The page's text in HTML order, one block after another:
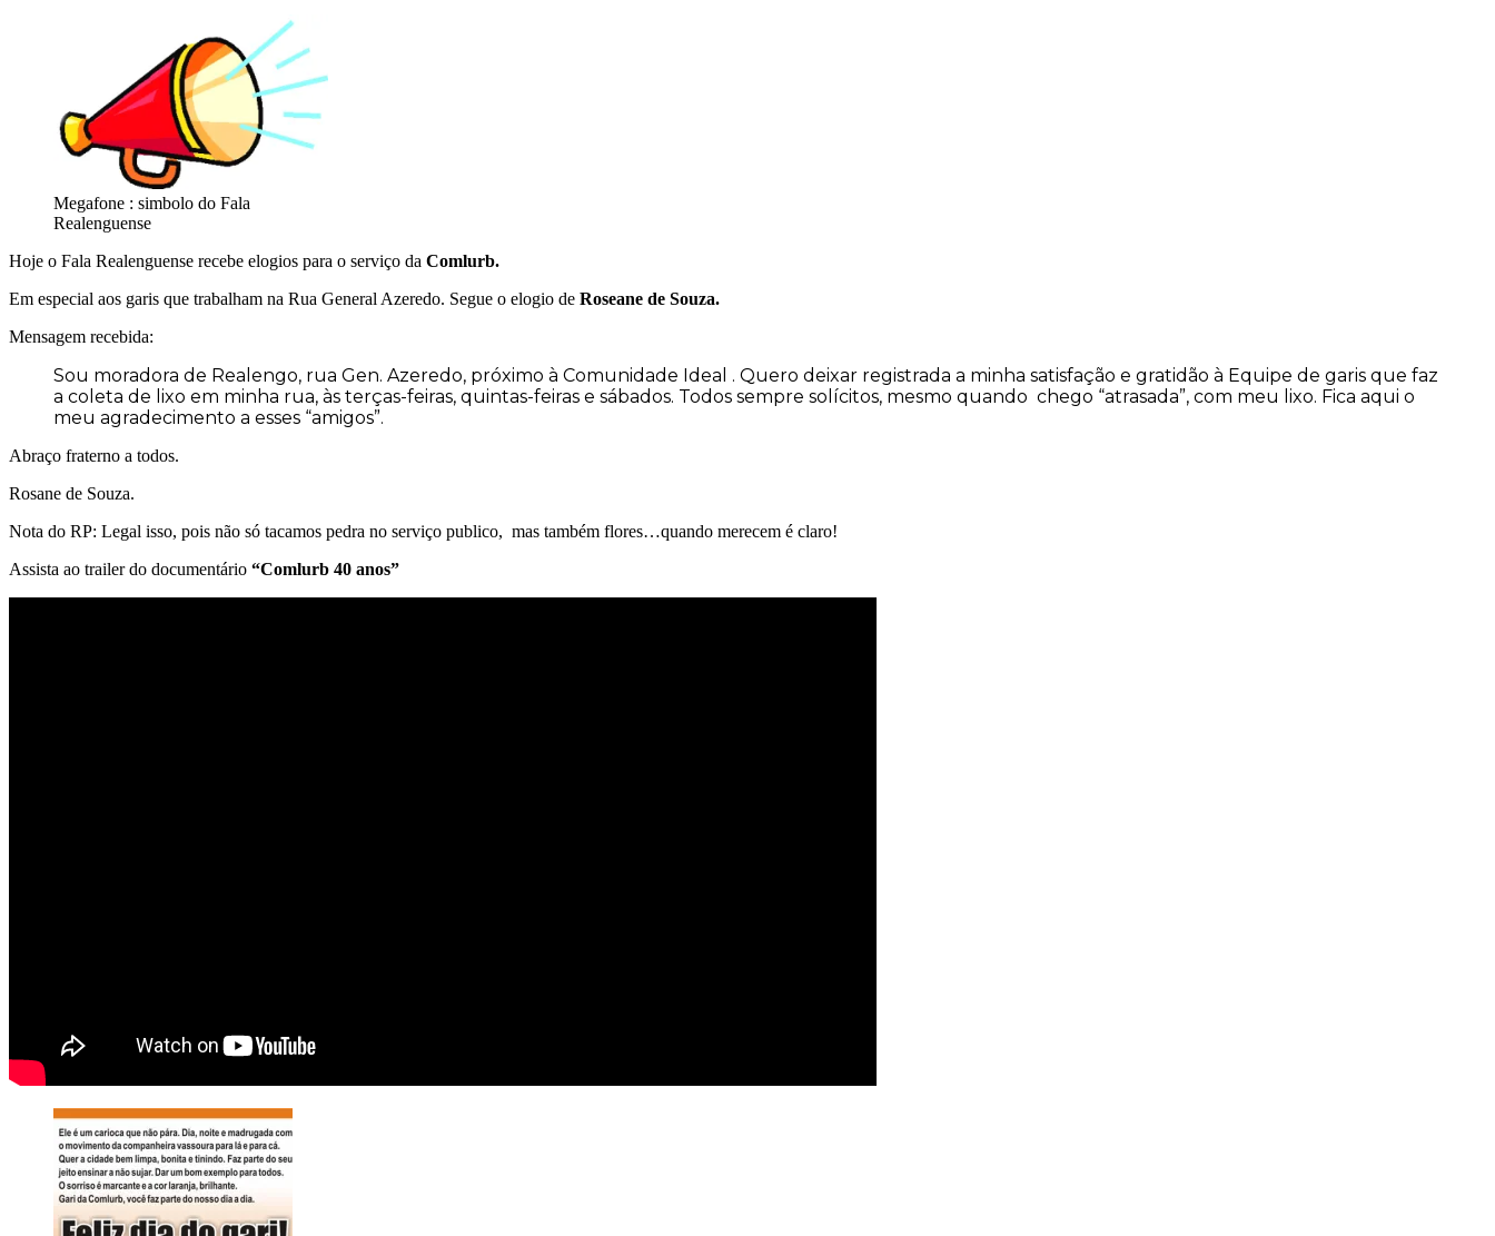
Megafone : simbolo do Fala
Realenguense
Hoje o Fala Realenguense recebe elogios para o serviço da Comlurb.
Em especial aos garis que trabalham na Rua General Azeredo. Segue o elogio de Roseane de Souza.
Mensagem recebida:
Sou moradora de Realengo, rua Gen. Azeredo, próximo à Comunidade Ideal . Quero deixar registrada a minha satisfação e gratidão à Equipe de garis que faz
a coleta de lixo em minha rua, às terças-feiras, quintas-feiras e sábados. Todos sempre solícitos, mesmo quando chego “atrasada”, com meu lixo. Fica aqui o
meu agradecimento a esses “amigos”.
Abraço fraterno a todos.
Rosane de Souza.
Nota do RP: Legal isso, pois não só tacamos pedra no serviço publico, mas também flores…quando merecem é claro!
Assista ao trailer do documentário “Comlurb 40 anos”